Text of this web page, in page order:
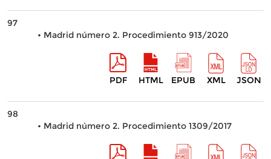
97
• Madrid número 2. Procedimiento 913/2020
PDF HTML EPUB XML JSON
98
• Madrid número 2. Procedimiento 1309/2017